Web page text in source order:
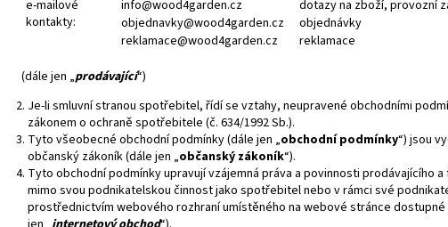
e-mailové
kontakty:
info@wood4garden.cz
dotazy na zboží, provozní
objednavky@wood4garden.cz
objednávky
reklamace@wood4garden.cz
reklamace
(dále jen „prodávající“)
Je-li smluvní stranou spotřebitel, řídí se vztahy, neupravené obchodními
zákonem o ochraně spotřebitele (č. 634/1992 Sb.).
Tyto všeobecné obchodní podmínky (dále jen „obchodní podmínky“) jsou
občanský zákoník (dále jen „občanský zákoník“).
Tyto obchodní podmínky upravují vzájemná práva a povinnosti prodávajícího
mimo svou podnikatelskou činnost jako spotřebitel nebo v rámci své
prostřednictvím webového rozhraní umístěného na webové stránce